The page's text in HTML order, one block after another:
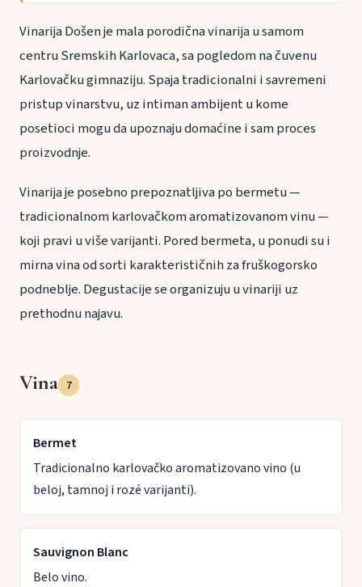
Vinarija Došen je mala porodična vinarija u samom
centru Sremskih Karlovaca, sa pogledom na čuvenu
Karlovačku gimnaziju. Spaja tradicionalni i savremeni
pristup vinarstvu, uz intiman ambijent u kome
posetioci mogu da upoznaju domaćine i sam proces
proizvodnje.
Vinarija je posebno prepoznatljiva po bermetu —
tradicionalnom karlovačkom aromatizovanom vinu —
koji pravi u više varijanti. Pored bermeta, u ponudi su i
mirna vina od sorti karakterističnih za fruškogorsko
podneblje. Degustacije se organizuju u vinariji uz
prethodnu najavu.
Vina 7
Bermet
Tradicionalno karlovačko aromatizovano vino (u
beloj, tamnoj i rozé varijanti).
Sauvignon Blanc
Belo vino.